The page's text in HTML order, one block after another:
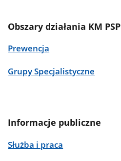
Obszary działania KM PSP
Prewencja
Grupy Specjalistyczne
Informacje publiczne
Służba i praca